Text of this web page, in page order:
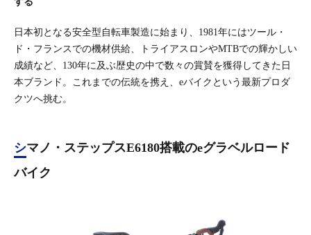
日本初となる安全型自転車製造に始まり、1981年にはツール・
ド・フランスでの機材供給、トライアスロンやMTBでの輝かしい
成績など、130年に及ぶ歴史の中で数々の賞賛を獲得してきた日
本ブランド。これまでの伝統を携え、eバイクという最新プロダ
クツへ挑む。
シマノ・ステップスE6180搭載のeグラベルロード
バイク